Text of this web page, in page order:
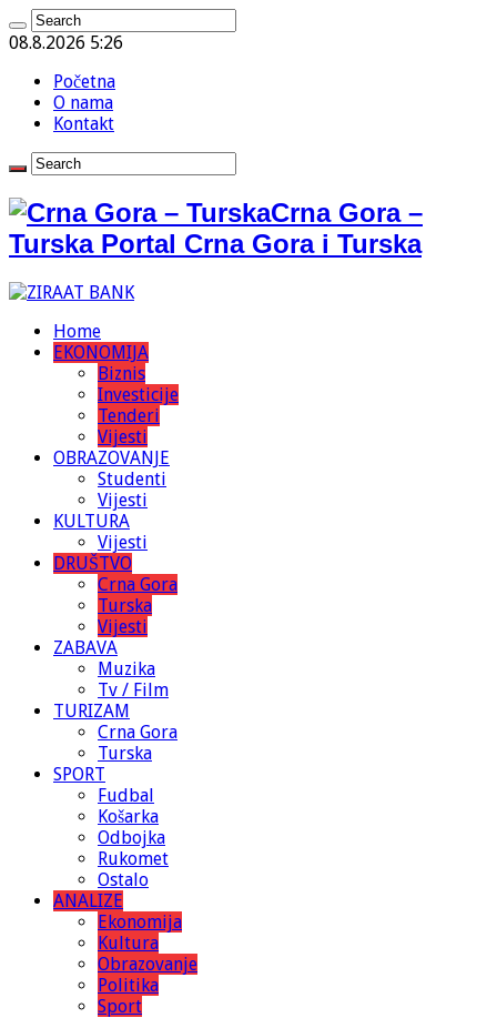
08.8.2026 5:26
Početna
O nama
Kontakt
Crna Gora –
Turska Portal Crna Gora i Turska
Home
EKONOMIJA
Biznis
Investicije
Tenderi
Vijesti
OBRAZOVANJE
Studenti
Vijesti
KULTURA
Vijesti
DRUŠTVO
Crna Gora
Turska
Vijesti
ZABAVA
Muzika
Tv / Film
TURIZAM
Crna Gora
Turska
SPORT
Fudbal
Košarka
Odbojka
Rukomet
Ostalo
ANALIZE
Ekonomija
Kultura
Obrazovanje
Politika
Sport